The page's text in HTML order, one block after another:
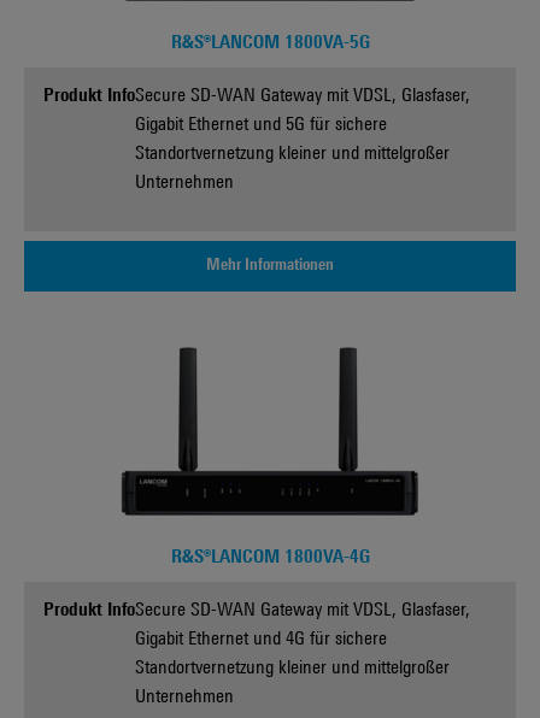
R&S®LANCOM 1800VA-5G
Produkt InfoSecure SD-WAN Gateway mit VDSL, Glasfaser,
Gigabit Ethernet und 5G für sichere
Standortvernetzung kleiner und mittelgroßer
Unternehmen
Mehr Informationen
R&S®LANCOM 1800VA-4G
Produkt InfoSecure SD-WAN Gateway mit VDSL, Glasfaser,
Gigabit Ethernet und 4G für sichere
Standortvernetzung kleiner und mittelgroßer
Unternehmen